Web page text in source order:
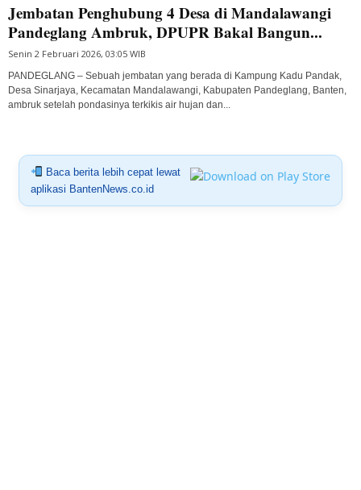
Jembatan Penghubung 4 Desa di Mandalawangi
Pandeglang Ambruk, DPUPR Bakal Bangun...
Senin 2 Februari 2026, 03:05 WIB
PANDEGLANG – Sebuah jembatan yang berada di Kampung Kadu Pandak,
Desa Sinarjaya, Kecamatan Mandalawangi, Kabupaten Pandeglang, Banten,
ambruk setelah pondasinya terkikis air hujan dan...
Baca berita lebih cepat lewat
aplikasi BantenNews.co.id